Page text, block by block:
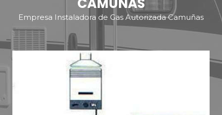
Empresa Instaladora de Gas Autorizada Camuñas